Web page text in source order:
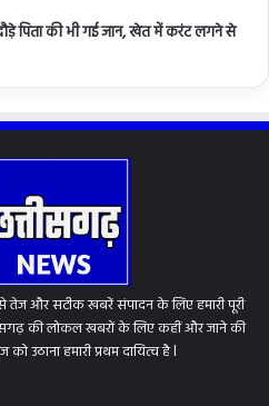
पिता की भी गई जान, खेत में करंट लगने से
और सटीक खबरें संपादन के लिए हमारी पूरी
की लोकल खबरों के लिए कहीं और जाने की
उठाना हमारी प्रथम दायित्व है l